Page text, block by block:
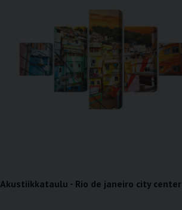
Akustiikkataulu - Rio de janeiro city center